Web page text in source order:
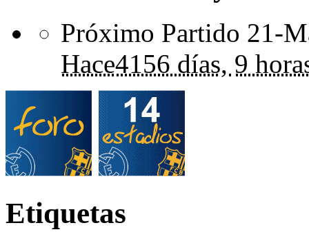
Próximo Partido 21-
Hace4156 días, 9
Etiquetas